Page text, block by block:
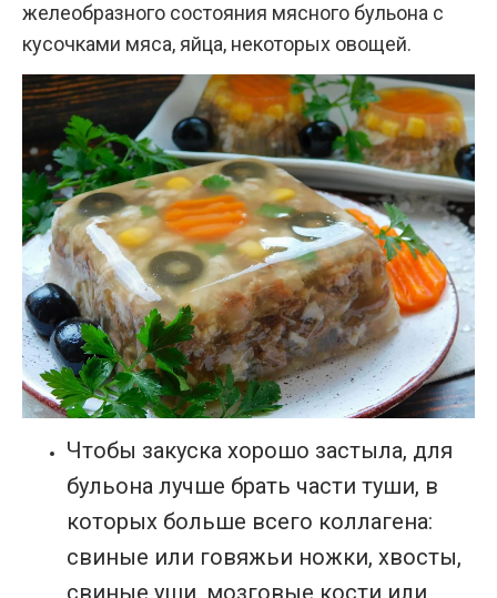
желеобразного состояния мясного бульона с
кусочками мяса, яйца, некоторых овощей.
Чтобы закуска хорошо застыла, для
бульона лучше брать части туши, в
которых больше всего коллагена:
свиные или говяжьи ножки, хвосты,
свиные уши, мозговые кости или